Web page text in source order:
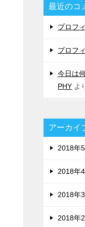
最近のコ
プロフ
プロフ
今日は
PHY よ
アーカイ
2018年5
2018年4
2018年3
2018年2